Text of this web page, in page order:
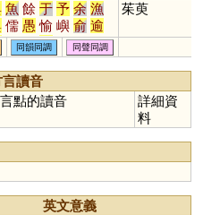
魚 餘 于 予 余 漁
儒 愚 愉 嶼 俞 逾
榆 蠕 虞 渝 隅 圩
孺 嵎 盂 銣 揄 諛
濡 喁 畬 臾 嚅 覦
崳 旟 繻 邘 歈 毹
襦 髃 蝓 雩
舁 湡 袽 隃 牏 睮
嬬 鴽 謣 鰅 轝 醹
擩 堣 杅 楰 腢 媮
堬 雓 燸 歶 蒘 硢
螸 籅 曘 蝡
茱萸
同韻同調 同聲同調
讀音
點的讀音
詳細資
料
英文意義